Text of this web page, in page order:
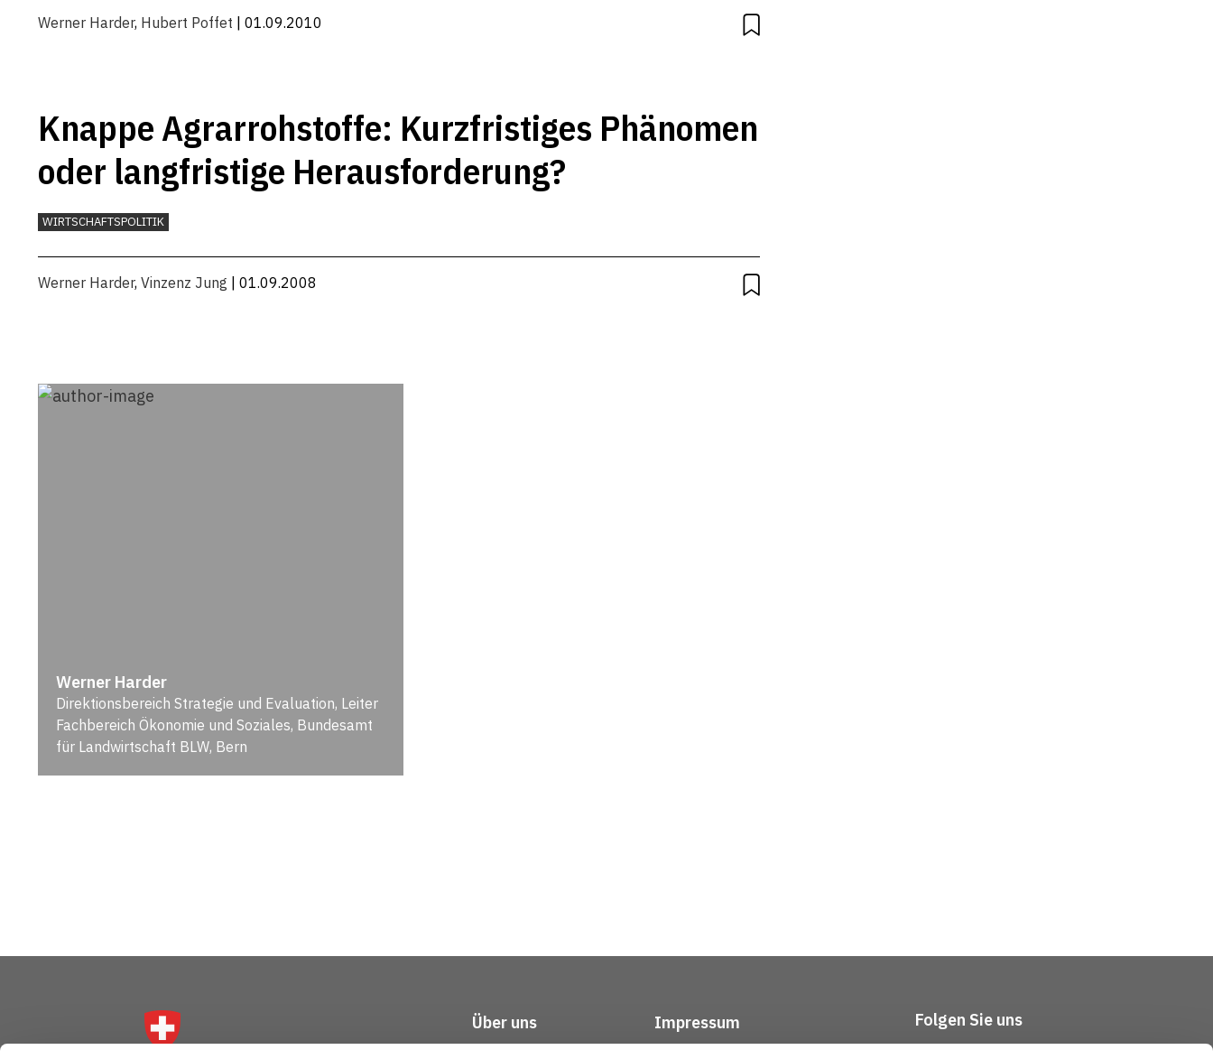
Werner Harder, Hubert Poffet | 01.09.2010
Knappe Agrarrohstoffe: Kurzfristiges Phänomen
oder langfristige Herausforderung?
WIRTSCHAFTSPOLITIK
Werner Harder, Vinzenz Jung | 01.09.2008
Werner Harder
Direktionsbereich Strategie und Evaluation, Leiter
Fachbereich Ökonomie und Soziales, Bundesamt
für Landwirtschaft BLW, Bern
Über uns
Impressum
Folgen Sie uns